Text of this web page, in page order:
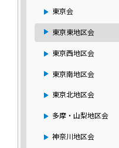
東京会
東京東地区会
東京西地区会
東京南地区会
東京北地区会
多摩・山梨地区会
神奈川地区会